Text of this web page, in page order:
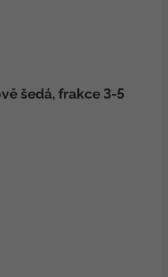
šedá, frakce 3-5